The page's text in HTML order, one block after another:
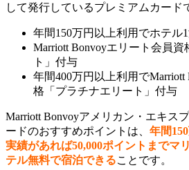
して発行しているプレミアムカード
年間150万円以上利用でホテル
Marriott Bonvoyエリート会員
ト」付与
年間400万円以上利用で
格「プラチナエリート」付与
Marriott Bonvoyアメリカン・エキス
ードのおすすめポイントは、 年間
実績があれば50,000ポイントまでマ
テル無料で宿泊できることです。